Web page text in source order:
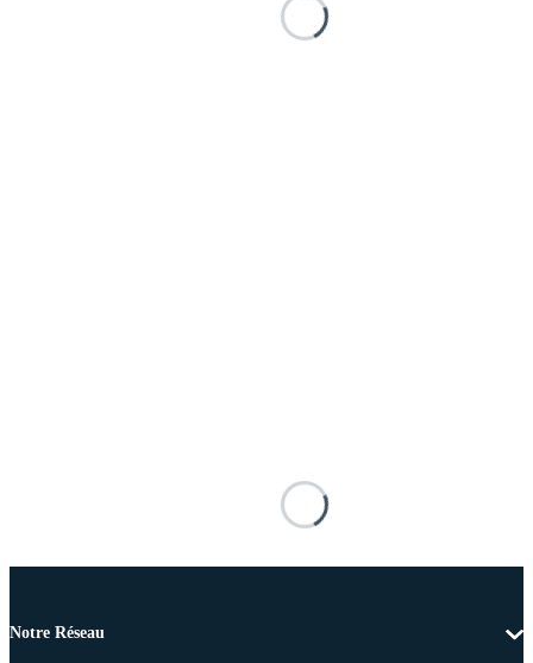
Notre Réseau